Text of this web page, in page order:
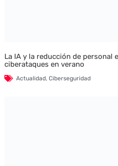
La IA y la reducción de personal
ciberataques en verano
Actualidad, Ciberseguridad